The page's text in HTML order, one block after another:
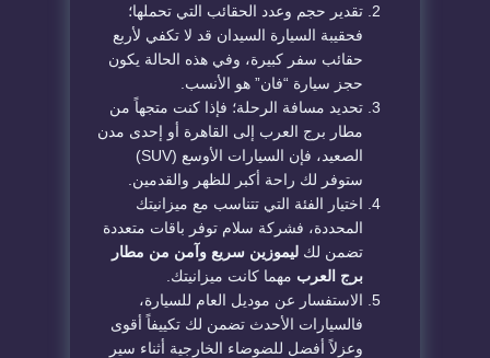
تقدير حجم وعدد الحقائب التي تحملها؛
فحقيبة السيارة السيدان قد لا تكفي لأربع
حقائب سفر كبيرة، وفي هذه الحالة يكون
حجز سيارة “فان” هو الأنسب.
تحديد مسافة الرحلة؛ فإذا كنت متجهاً من
مطار برج العرب إلى القاهرة أو إحدى مدن
الصعيد، فإن السيارات الأوسع (SUV)
ستوفر لك راحة أكبر للظهر والقدمين.
اختيار الفئة التي تتناسب مع ميزانيتك
المحددة، فشركة سلام توفر باقات متعددة
تضمن لك ليموزين سريع وآمن من مطار
برج العرب مهما كانت ميزانيتك.
الاستفسار عن موديل العام للسيارة،
فالسيارات الأحدث تضمن لك تكييفاً أقوى
وعزلاً أفضل للضوضاء الخارجية أثناء سير